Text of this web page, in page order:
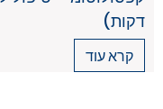
דקות)
קרא עוד